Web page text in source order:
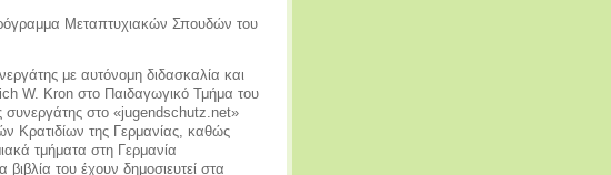
Μεταπτυχιακών Σπουδών του
με αυτόνομη διδασκαλία και
W. Kron στο Παιδαγωγικό Τμήμα του
συνεργάτης στο «jugendschutz.net»
Κρατιδίων της Γερμανίας, καθώς
τμήματα στη Γερμανία
του έχουν δημοσιευτεί στα